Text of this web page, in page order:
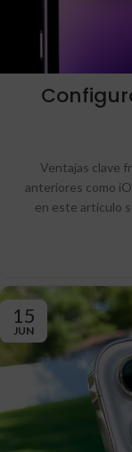
Ventajas clave
anteriores como
en este artículo
15
JUN